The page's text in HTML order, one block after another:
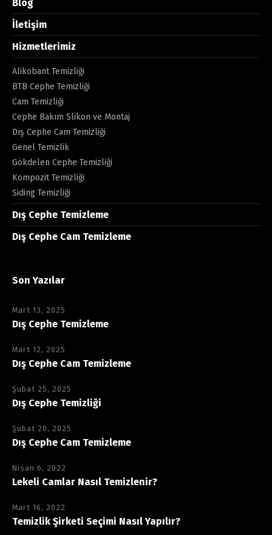
Blog
İletişim
Hizmetlerimiz
Alikobant Temizliği
BTB Cephe Temizliği
Cam Temizliği
Cephe Bakım Slikon ve Montaj
Dış Cephe Cam Temizliği
Genel Temizlik
Gökdelen Cephe Temizliği
Kompozit Temizliği
Siding Temizliği
Dış Cephe Temizleme
Dış Cephe Cam Temizleme
Son Yazılar
Mart 13, 2025
Dış Cephe Temizleme
Mart 12, 2025
Dış Cephe Cam Temizleme
Şubat 25, 2025
Dış Cephe Temizliği
Şubat 20, 2025
Dış Cephe Cam Temizleme
Nisan 6, 2022
Lekeli Camlar Nasıl Temizlenir?
Mart 16, 2022
Temizlik Şirketi Seçimi Nasıl Yapılır?